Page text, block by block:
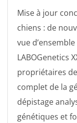
Mise à jour
chiens : de
vue
LABOGenetics
propriétaires
complet de la
dépistage
génétiques et